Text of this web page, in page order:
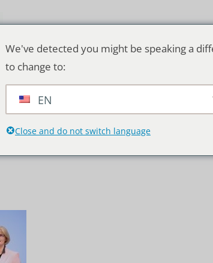
DEUTSCHLAND & WELT
We've detected you might be speaking a
to change to:
EN
Close and do not switch language